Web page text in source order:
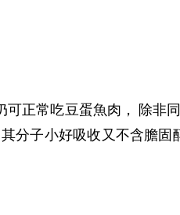
可正常吃豆蛋魚肉， 除非
分子小好吸收又不含膽固